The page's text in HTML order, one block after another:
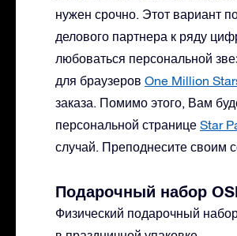
нужен срочно. Этот вариант
делового партнера к ряду
любоваться персональной
для браузеров One Million
заказа. Помимо этого, Вам
персональной странице Star
случай. Преподнесите своим
Подарочный набор
Физический подарочный